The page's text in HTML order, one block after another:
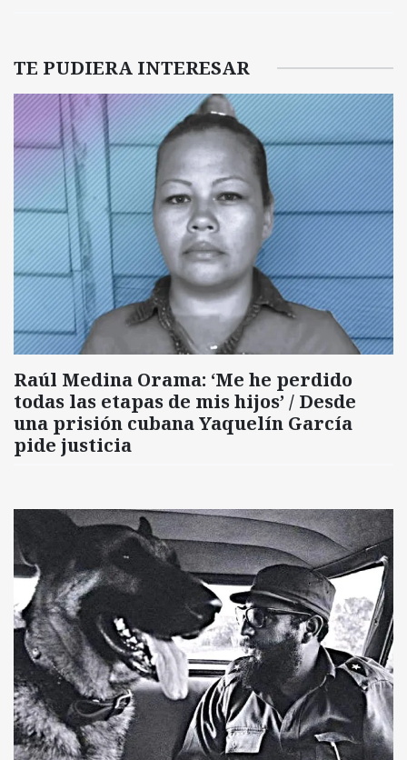
TE PUDIERA INTERESAR
Raúl Medina Orama: ‘Me he perdido
todas las etapas de mis hijos’ / Desde
una prisión cubana Yaquelín García
pide justicia